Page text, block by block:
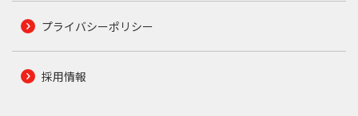
プライバシーポリシー
採用情報